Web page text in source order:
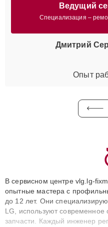
Ведущий
Специализация –
Дмитрий
Опыт
В сервисном центре vlg.lg-
опытные мастера с
до 12 лет. Они
LG, используют
запчасти. Каждый инженер